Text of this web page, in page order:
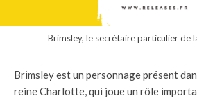
Brimsley, le secrétaire particulier de
Brimsley est un personnage présent
reine Charlotte, qui joue un rôle